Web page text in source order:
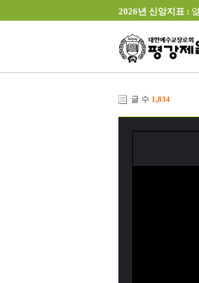
2026년 신앙지표 :
글 수 1,834